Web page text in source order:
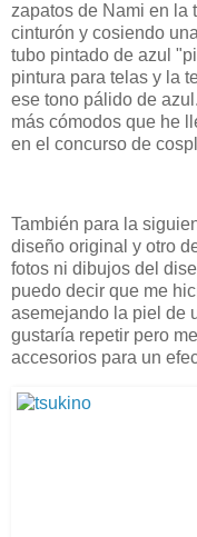
zapatos de Nami en la
cinturón y cosiendo
tubo pintado de azul
pintura para telas y la
ese tono pálido de
más cómodos que he
en el concurso de
También para la
diseño original y otro
fotos ni dibujos del
puedo decir que me
asemejando la piel de
gustaría repetir pero
accesorios para un